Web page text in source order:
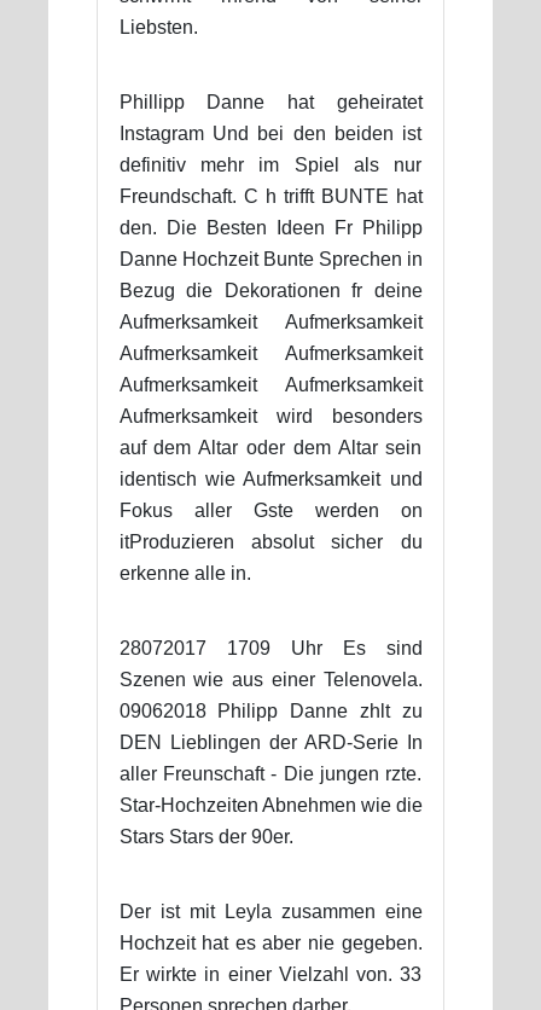
Liebsten.
Phillipp Danne hat geheiratet
Instagram Und bei den beiden ist
definitiv mehr im Spiel als nur
Freundschaft. C h trifft BUNTE hat
den. Die Besten Ideen Fr Philipp
Danne Hochzeit Bunte Sprechen in
Bezug die Dekorationen fr deine
Aufmerksamkeit Aufmerksamkeit
Aufmerksamkeit Aufmerksamkeit
Aufmerksamkeit Aufmerksamkeit
Aufmerksamkeit wird besonders
auf dem Altar oder dem Altar sein
identisch wie Aufmerksamkeit und
Fokus aller Gste werden on
itProduzieren absolut sicher du
erkenne alle in.
28072017 1709 Uhr Es sind
Szenen wie aus einer Telenovela.
09062018 Philipp Danne zhlt zu
DEN Lieblingen der ARD-Serie In
aller Freunschaft - Die jungen rzte.
Star-Hochzeiten Abnehmen wie die
Stars Stars der 90er.
Der ist mit Leyla zusammen eine
Hochzeit hat es aber nie gegeben.
Er wirkte in einer Vielzahl von. 33
Personen sprechen darber.